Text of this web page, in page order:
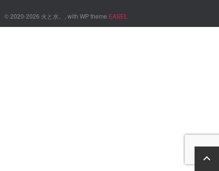
© 2020-2026 火と水。, with WP theme EASEL